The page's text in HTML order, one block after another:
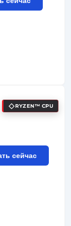
RYZEN™ CPU
сейчас